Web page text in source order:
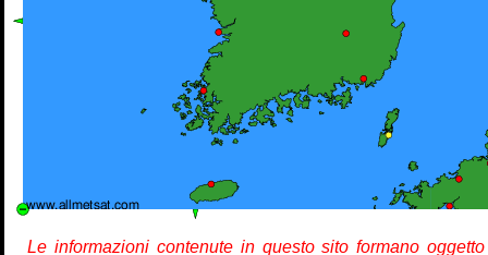
Le informazioni contenute in questo sito formano